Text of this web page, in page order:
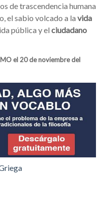
de trascendencia humana
el sabio volcado a la vida
pública y el ciudadano
el 20 de noviembre del